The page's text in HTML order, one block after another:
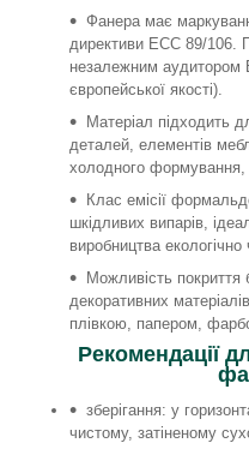
Фанера має
директиви ECC 89/106.
незалежним аудитором
європейської якості).
Матеріал підходить
деталей, елементів
холодного формування,
Клас емісії
шкідливих випарів,
виробництва екологічно
Можливість
декоративних
плівкою, папером,
Рекомендації
зберігання: у
чистому, затіненому